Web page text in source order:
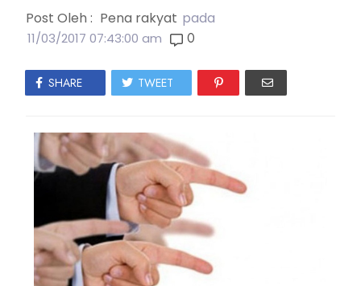
Post Oleh : Pena rakyat pada
11/03/2017 07:43:00 am 0
SHARE TWEET